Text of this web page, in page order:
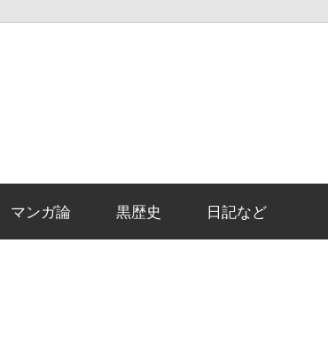
マンガ論 黒歴史 日記など